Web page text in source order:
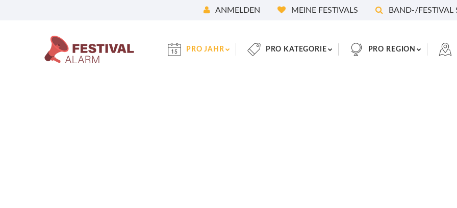
ANMELDEN MEINE FESTIVALS BAND-/FESTIVAL
PRO JAHR PRO KATEGORIE PRO REGION